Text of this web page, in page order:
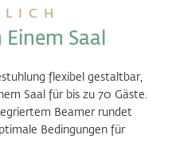
Saal
flexibel gestaltbar,
Saal für bis zu 70 Gäste.
Beamer rundet
Bedingungen für